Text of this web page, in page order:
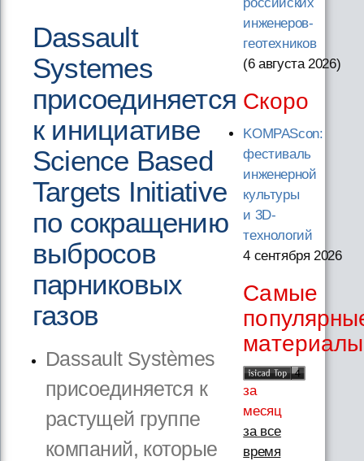
Dassault
Systemes
присоединяется
к инициативе
Science Based
Targets Initiative
по сокращению
выбросов
парниковых
газов
Dassault Systèmes
присоединяется к
растущей группе
компаний, которые
инженеров-
геотехников
(6 августа 2026)
Скоро
KOMPAScon:
фестиваль
инженерной
культуры
и 3D-
технологий
4 сентября 2026
Самые
материалы
за
месяц
за все
время